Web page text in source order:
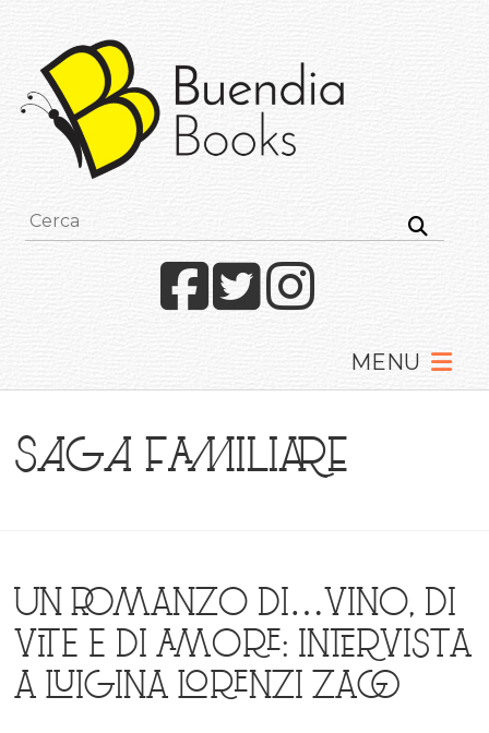
Buendia
Books
ali
Facebook
Twitter
saga familiare
UN ROMANZO DI…VINO, DI
VITE E DI AMORE: INTERVISTA
A LUIGINA LORENZI ZAGO